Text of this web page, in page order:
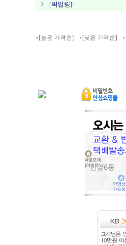
[픽업링] ·
[높은 가격순] [낮은 가격순]